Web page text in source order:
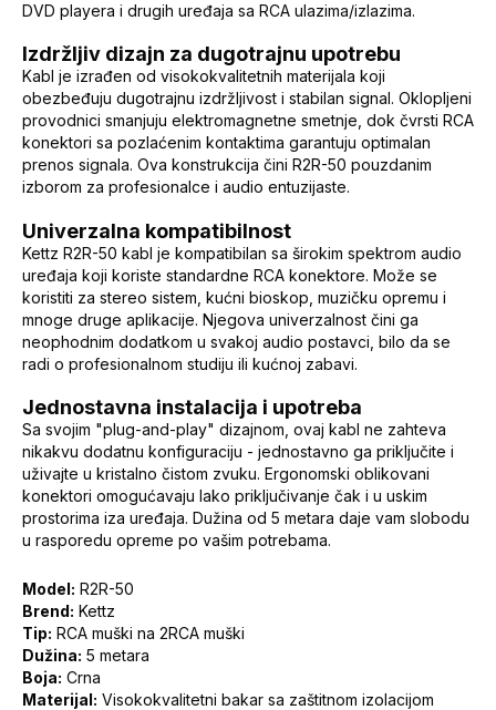
DVD playera i drugih uređaja sa RCA ulazima/izlazima.
Izdržljiv dizajn za dugotrajnu upotrebu
Kabl je izrađen od visokokvalitetnih materijala koji
obezbeđuju dugotrajnu izdržljivost i stabilan signal. Oklopljeni
provodnici smanjuju elektromagnetne smetnje, dok čvrsti RCA
konektori sa pozlaćenim kontaktima garantuju optimalan
prenos signala. Ova konstrukcija čini R2R-50 pouzdanim
izborom za profesionalce i audio entuzijaste.
Univerzalna kompatibilnost
Kettz R2R-50 kabl je kompatibilan sa širokim spektrom audio
uređaja koji koriste standardne RCA konektore. Može se
koristiti za stereo sistem, kućni bioskop, muzičku opremu i
mnoge druge aplikacije. Njegova univerzalnost čini ga
neophodnim dodatkom u svakoj audio postavci, bilo da se
radi o profesionalnom studiju ili kućnoj zabavi.
Jednostavna instalacija i upotreba
Sa svojim "plug-and-play" dizajnom, ovaj kabl ne zahteva
nikakvu dodatnu konfiguraciju - jednostavno ga priključite i
uživajte u kristalno čistom zvuku. Ergonomski oblikovani
konektori omogućavaju lako priključivanje čak i u uskim
prostorima iza uređaja. Dužina od 5 metara daje vam slobodu
u rasporedu opreme po vašim potrebama.
Model: R2R-50
Brend: Kettz
Tip: RCA muški na 2RCA muški
Dužina: 5 metara
Boja: Crna
Materijal: Visokokvalitetni bakar sa zaštitnom izolacijom